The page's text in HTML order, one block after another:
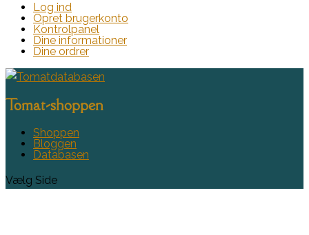
Log ind
Opret brugerkonto
Kontrolpanel
Dine informationer
Dine ordrer
Tomat-shoppen
Shoppen
Bloggen
Databasen
Vælg Side